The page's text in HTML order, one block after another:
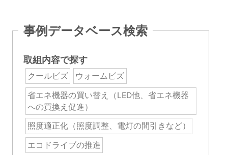
事例データベース検索
取組内容で探す
クールビズ
ウォームビズ
省エネ機器の買い替え（LED他、省エネ機器
への買換え促進）
照度適正化（照度調整、電灯の間引きなど）
エコドライブの推進